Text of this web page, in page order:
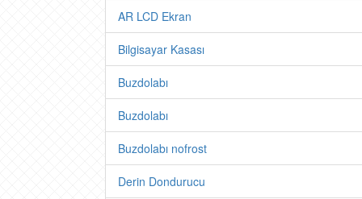
AR LCD Ekran
Bilgisayar Kasası
Buzdolabı
Buzdolabı
Buzdolabı nofrost
Derin Dondurucu